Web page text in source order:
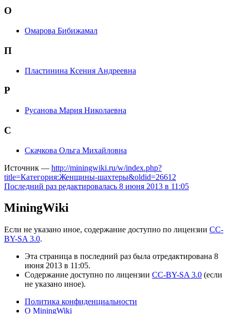
О
Омарова Бибижамал
П
Пластинина Ксения Андреевна
Р
Русанова Мария Николаевна
С
Скачкова Ольга Михайловна
Источник — http://miningwiki.ru/w/index.php?
title=Категория:Женщины-шахтеры&oldid=26612
Последний раз редактировалась 8 июня 2013 в 11:05
MiningWiki
Если не указано иное, содержание доступно по лицензии CC-
BY-SA 3.0.
Эта страница в последний раз была отредактирована 8
июня 2013 в 11:05.
Содержание доступно по лицензии CC-BY-SA 3.0 (если
не указано иное).
Политика конфиденциальности
О MiningWiki